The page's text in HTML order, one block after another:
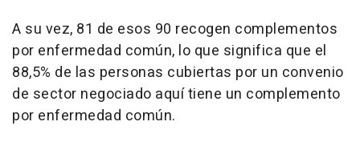
A su vez, 81 de esos 90 recogen complementos
por enfermedad común, lo que significa que el
88,5% de las personas cubiertas por un convenio
de sector negociado aquí tiene un complemento
por enfermedad común.